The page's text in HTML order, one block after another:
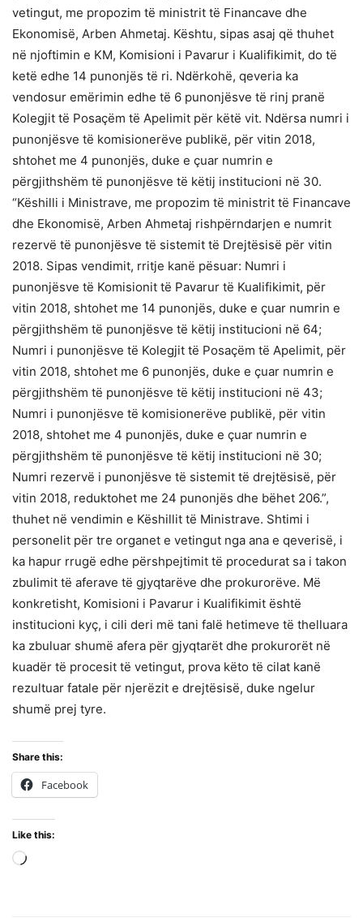
vetingut, me propozim të ministrit të Financave dhe
Ekonomisë, Arben Ahmetaj. Kështu, sipas asaj që thuhet
në njoftimin e KM, Komisioni i Pavarur i Kualifikimit, do të
ketë edhe 14 punonjës të ri. Ndërkohë, qeveria ka
vendosur emërimin edhe të 6 punonjësve të rinj pranë
Kolegjit të Posaçëm të Apelimit për këtë vit. Ndërsa numri i
punonjësve të komisionerëve publikë, për vitin 2018,
shtohet me 4 punonjës, duke e çuar numrin e
përgjithshëm të punonjësve të këtij institucioni në 30.
“Këshilli i Ministrave, me propozim të ministrit të Financave
dhe Ekonomisë, Arben Ahmetaj rishpërndarjen e numrit
rezervë të punonjësve të sistemit të Drejtësisë për vitin
2018. Sipas vendimit, rritje kanë pësuar: Numri i
punonjësve të Komisionit të Pavarur të Kualifikimit, për
vitin 2018, shtohet me 14 punonjës, duke e çuar numrin e
përgjithshëm të punonjësve të këtij institucioni në 64;
Numri i punonjësve të Kolegjit të Posaçëm të Apelimit, për
vitin 2018, shtohet me 6 punonjës, duke e çuar numrin e
përgjithshëm të punonjësve të këtij institucioni në 43;
Numri i punonjësve të komisionerëve publikë, për vitin
2018, shtohet me 4 punonjës, duke e çuar numrin e
përgjithshëm të punonjësve të këtij institucioni në 30;
Numri rezervë i punonjësve të sistemit të drejtësisë, për
vitin 2018, reduktohet me 24 punonjës dhe bëhet 206.”,
thuhet në vendimin e Këshillit të Ministrave. Shtimi i
personelit për tre organet e vetingut nga ana e qeverisë, i
ka hapur rrugë edhe përshpejtimit të procedurat sa i takon
zbulimit të aferave të gjyqtarëve dhe prokurorëve. Më
konkretisht, Komisioni i Pavarur i Kualifikimit është
institucioni kyç, i cili deri më tani falë hetimeve të thelluara
ka zbuluar shumë afera për gjyqtarët dhe prokurorët në
kuadër të procesit të vetingut, prova këto të cilat kanë
rezultuar fatale për njerëzit e drejtësisë, duke ngelur
shumë prej tyre.
Share this:
Facebook
Like this: